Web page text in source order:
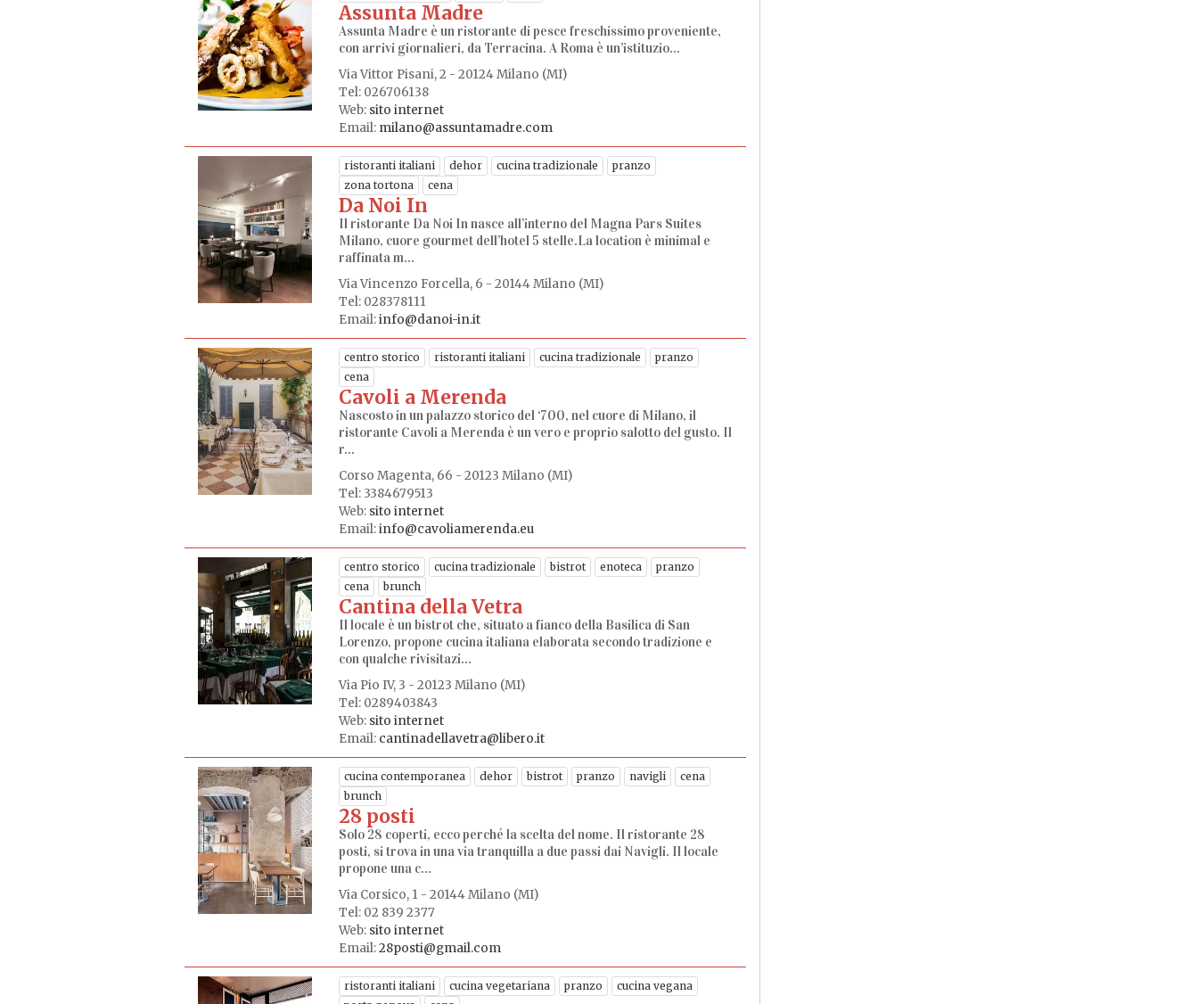
Assunta Madre
Assunta Madre è un ristorante di pesce freschissimo proveniente,
con arrivi giornalieri, da Terracina. A Roma è un’istituzio...
Via Vittor Pisani, 2 - 20124 Milano (MI)
Tel: 026706138
Web: sito internet
Email: milano@assuntamadre.com
ristoranti italiani dehor cucina tradizionale
pranzo
zona tortona
cena
Da Noi In
Il ristorante Da Noi In nasce all’interno del Magna Pars Suites
Milano, cuore gourmet dell’hotel 5 stelle.La location è minimal e
raffinata m...
Via Vincenzo Forcella, 6 - 20144 Milano (MI)
Tel: 028378111
Email:info@danoi-in.it
centro storico ristoranti italiani cucina tradizionale
pranzo
cena
Cavoli a Merenda
Nascosto in un palazzo storico del ‘700, nel cuore di Milano, il
ristorante Cavoli a Merenda è un vero e proprio salotto del gusto. Il
r...
Corso Magenta, 66 - 20123 Milano (MI)
Tel: 3384679513
Web: sito internet
Email:info@cavoliamerenda.eu
centro storico cucina tradizionale bistrot enoteca
pranzo
cena
brunch
Cantina della Vetra
Il locale è un bistrot che, situato a fianco della Basilica di San
Lorenzo, propone cucina italiana elaborata secondo tradizione e
con qualche rivisitazi...
Via Pio IV, 3 - 20123 Milano (MI)
Tel: 0289403843
Web: sito internet
Email: cantinadellavetra@libero.it
cucina contemporanea dehor bistrot pranzo navigli
cena
brunch
28 posti
Solo 28 coperti, ecco perché la scelta del nome. Il ristorante 28
posti, si trova in una via tranquilla a due passi dai Navigli. Il locale
propone una c...
Via Corsico, 1 - 20144 Milano (MI)
Tel: 02 839 2377
Web: sito internet
Email:28posti@gmail.com
ristoranti italiani cucina vegetariana pranzo
cucina vegana